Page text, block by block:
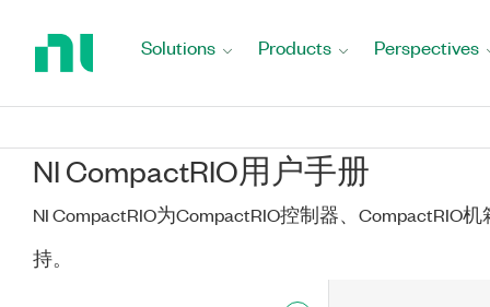
Solutions Products Perspectives
NI CompactRIO用户手册
NI CompactRIO为CompactRIO控制器、CompactRIO
持。